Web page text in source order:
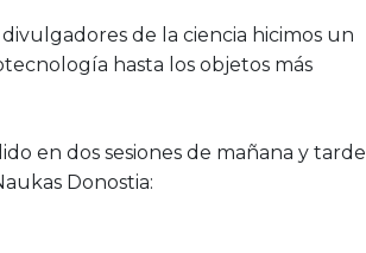
de la ciencia hicimos un
hasta los objetos más
en dos sesiones de mañana y tarde
Donostia: